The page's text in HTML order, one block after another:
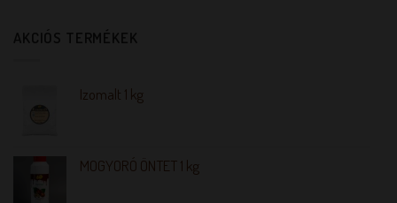
AKCIÓS TERMÉKEK
Izomalt 1 kg
MOGYORÓ ÖNTET 1 kg